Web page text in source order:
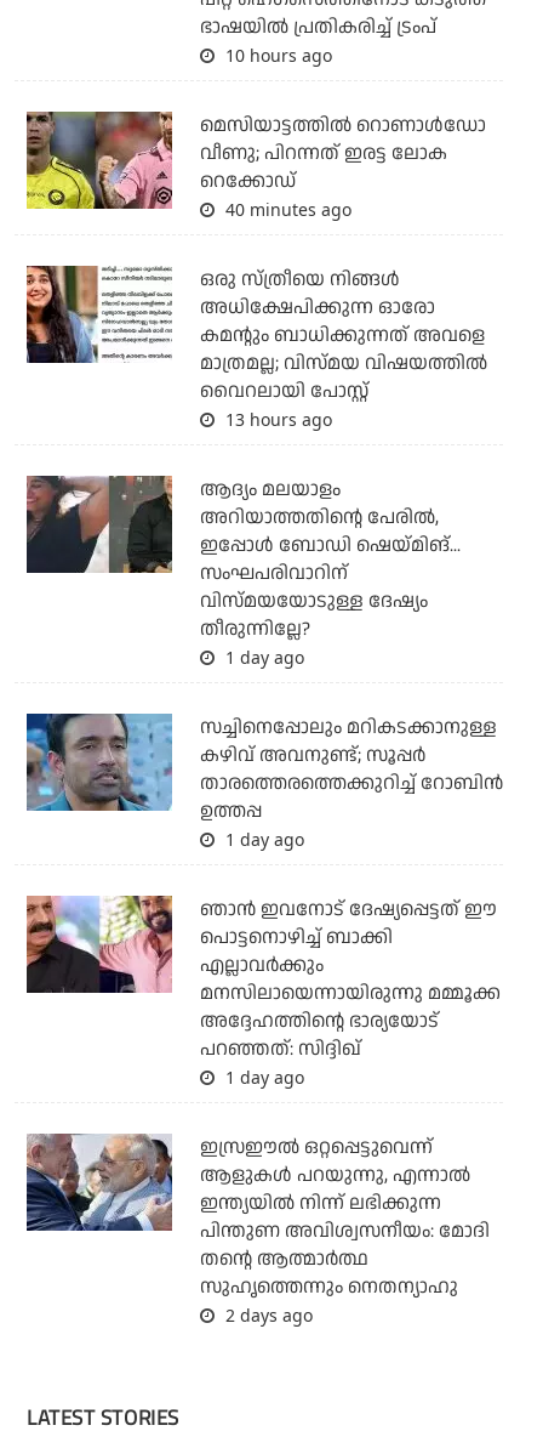
ഭാഷയില്‍ പ്രതികരിച്ച് ട്രംപ്
10 hours ago
മെസിയാട്ടത്തില്‍ റൊണാള്‍ഡോ
വീണു; പിറന്നത് ഇരട്ട ലോക
റെക്കോഡ്
40 minutes ago
ഒരു സ്ത്രീയെ നിങ്ങള്‍
അധിക്ഷേപിക്കുന്ന ഓരോ
കമന്റും ബാധിക്കുന്നത് അവളെ
മാത്രമല്ല; വിസ്മയ വിഷയത്തില്‍
വൈറലായി പോസ്റ്റ്
13 hours ago
ആദ്യം മലയാളം
അറിയാത്തതിന്റെ പേരില്‍,
ഇപ്പോള്‍ ബോഡി ഷെയ്മിങ്...
സംഘപരിവാറിന്
വിസ്മയയോടുള്ള ദേഷ്യം
തീരുന്നില്ലേ?
1 day ago
സച്ചിനെപ്പോലും മറികടക്കാനുള്ള
കഴിവ് അവനുണ്ട്; സൂപ്പര്‍
താരത്തെരത്തെക്കുറിച്ച് റോബിന്‍
ഉത്തപ്പ
1 day ago
ഞാന്‍ ഇവനോട് ദേഷ്യപ്പെട്ടത് ഈ
പൊട്ടനൊഴിച്ച് ബാക്കി
എല്ലാവര്‍ക്കും
മനസിലായെന്നായിരുന്നു മമ്മൂക്ക
അദ്ദേഹത്തിന്റെ ഭാര്യയോട്
പറഞ്ഞത്: സിദ്ദിഖ്
1 day ago
ഇസ്രഈല്‍ ഒറ്റപ്പെട്ടുവെന്ന്
ആളുകള്‍ പറയുന്നു, എന്നാല്‍
ഇന്ത്യയില്‍ നിന്ന് ലഭിക്കുന്ന
പിന്തുണ അവിശ്വസനീയം: മോദി
തന്റെ ആത്മാര്‍ത്ഥ
സുഹൃത്തെന്നും നെതന്യാഹു
2 days ago
LATEST STORIES